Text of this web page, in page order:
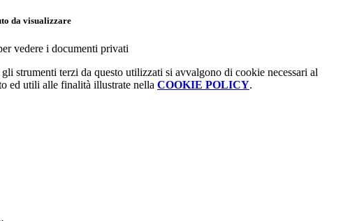
da visualizzare
vedere i documenti privati
strumenti terzi da questo utilizzati si avvalgono di cookie necessari al
ed utili alle finalità illustrate nella COOKIE POLICY.